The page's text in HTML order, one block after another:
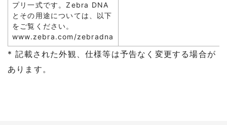
プリ一式です。Zebra DNA
とその用途については、以下
をご覧ください。
www.zebra.com/zebradna
* 記載された外観、仕様等は予告なく変更する場合が
あります。